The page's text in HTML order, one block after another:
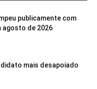
publicamente com
agosto de 2026
mais desapoiado